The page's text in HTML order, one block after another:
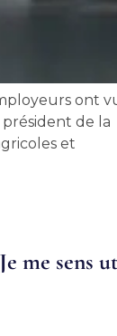
ont
de la
et
me sens